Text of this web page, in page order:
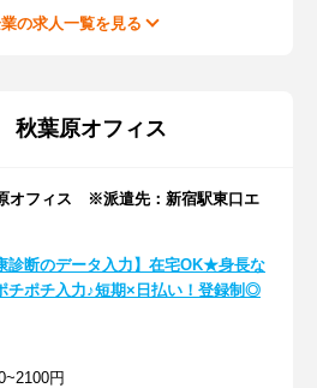
の求人一覧を見る
秋葉原オフィス
オフィス ※派遣先：新宿駅東口エ
診断のデータ入力】在宅OK★身長な
チポチ入力♪短期×日払い！登録制◎
円